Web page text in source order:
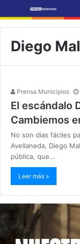
Diego
Prensa Municipios
El escándalo
Cambiemos
No son días fáciles
Avellaneda, Diego
pública, que…
Leer más »